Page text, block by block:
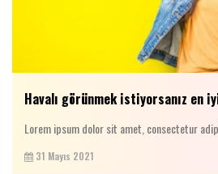
Havalı görünmek istiyorsanız en
Lorem ipsum dolor sit amet, consectetur
31 Mayıs 2021